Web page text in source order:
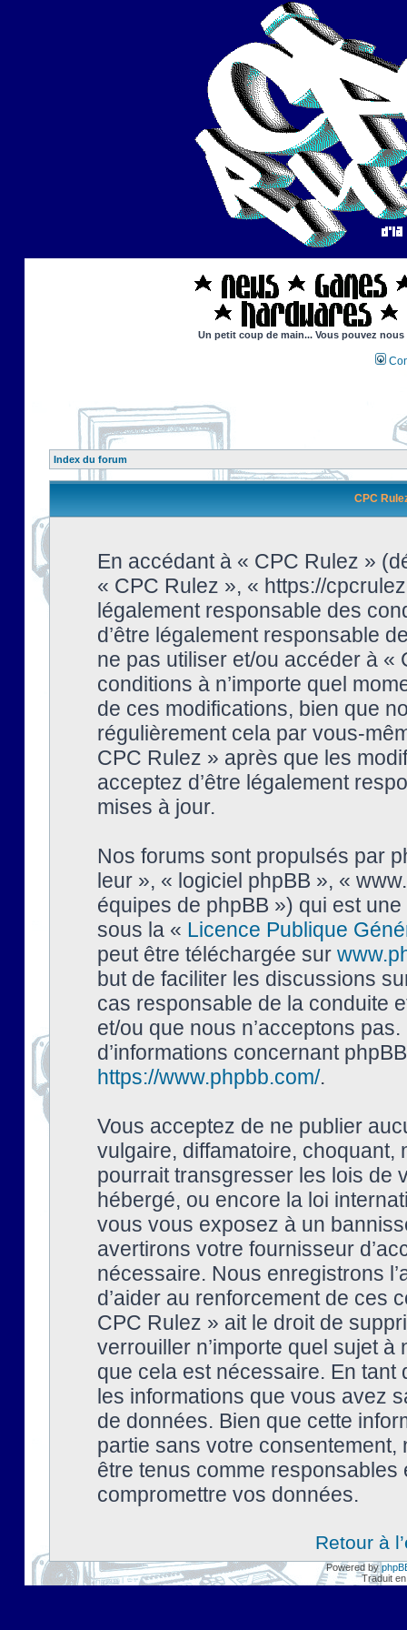
Un petit coup de main... Vous pouvez
Index du forum
CPC
En accédant à « CPC Rulez »
« CPC Rulez », « https://
légalement responsable des
d’être légalement responsable
ne pas utiliser et/ou accéder à
conditions à n’importe quel
de ces modifications, bien que
régulièrement cela par vous-
CPC Rulez » après que les
acceptez d’être légalement
mises à jour.
Nos forums sont propulsés par
leur », « logiciel phpBB », «
équipes de phpBB ») qui est
sous la « Licence Publique
peut être téléchargée sur
but de faciliter les discussions
cas responsable de la conduite
et/ou que nous n’acceptons
d’informations concernant
https://www.phpbb.com/.
Vous acceptez de ne publier
vulgaire, diffamatoire, choquant,
pourrait transgresser les lois de
hébergé, ou encore la loi
vous vous exposez à un
avertirons votre fournisseur
nécessaire. Nous enregistrons
d’aider au renforcement de ces
CPC Rulez » ait le droit de
verrouiller n’importe quel sujet à
que cela est nécessaire. En tant
les informations que vous avez
de données. Bien que cette
partie sans votre
être tenus comme
compromettre vos données.
Retour à
Powered by
Traduit